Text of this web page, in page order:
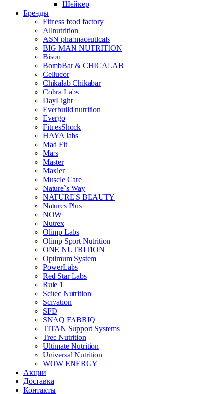
Шейкер
Бренды
Fitness food factory
Allnutrition
ASN pharmaceuticals
BIG MAN NUTRITION
Bison
BombBar & CHICALAB
Cellucor
Chikalab Chikabar
Cobra Labs
DayLight
Everbuild nutrition
Evergo
FitnesShock
HAYA labs
Mad Fit
Mars
Master
Maxler
Muscle Care
Nature`s Way
NATURE'S BEAUTY
Natures Plus
NOW
Nutrex
Olimp Labs
Olimp Sport Nutrition
ONE NUTRITION
Optimum System
PowerLabs
Red Star Labs
Rule 1
Scitec Nutrition
Scivation
SFD
SNAQ FABRIQ
TITAN Support Systems
Trec Nutrition
Ultimate Nutrition
Universal Nutrition
WOW ENERGY
Акции
Доставка
Контакты